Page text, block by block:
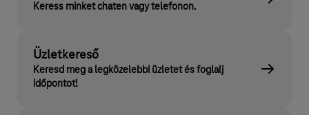
Keress minket chaten vagy telefonon.
Üzletkereső
Keresd meg a legközelebbi üzletet és foglalj
időpontot!